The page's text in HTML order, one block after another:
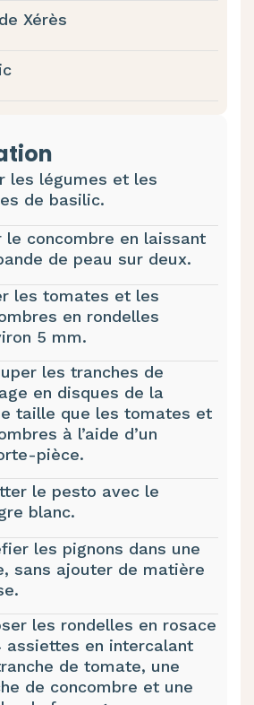
Xérès
les légumes et les
de basilic.
le concombre en laissant
de peau sur deux.
les tomates et les
en rondelles
5 mm.
les tranches de
en disques de la
taille que les tomates et
à l’aide d’un
pièce.
le pesto avec le
blanc.
les pignons dans une
sans ajouter de matière
les rondelles en rosace
assiettes en intercalant
de tomate, une
de concombre et une